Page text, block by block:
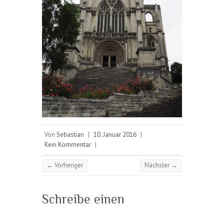
Von Sebastian | 10. Januar 2016 |
Kein Kommentar |
← Vorheriger Nächster →
Schreibe einen